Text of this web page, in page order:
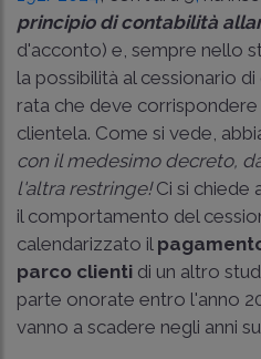
principio di contabilità
d'acconto) e, sempre nello
la possibilità al cessionario
rata che deve
clientela. Come si vede,
con il medesimo decreto,
l'altra restringe!Ci si chiede
il comportamento del
calendarizzato il
parco clienti di un altro
parte onorate entro l'anno
vanno a scadere negli anni